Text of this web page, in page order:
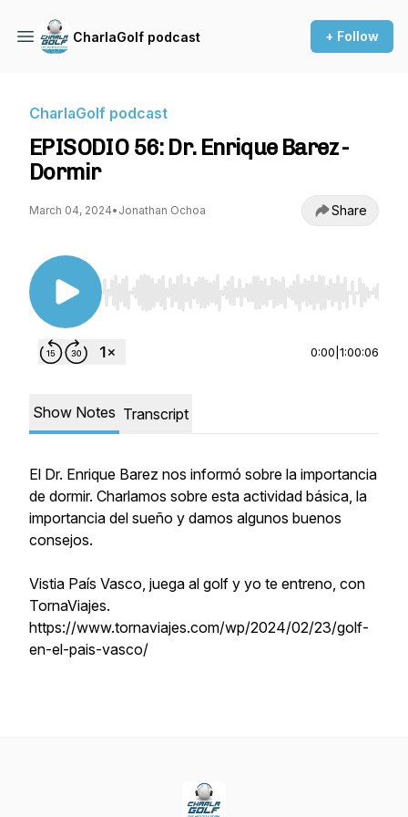
CharlaGolf podcast + Follow
CharlaGolf podcast
EPISODIO 56: Dr. Enrique Barez -
Dormir
March 04, 2024• Jonathan Ochoa Share
Use Left/Right to seek, Home/End to jump to
0:00 1:00:06
Show Notes Transcript
El Dr. Enrique Barez nos informó sobre la importancia
de dormir. Charlamos sobre esta actividad básica, la
importancia del sueño y damos algunos buenos
consejos.
Vistia País Vasco, juega al golf y yo te entreno, con
TornaViajes.
https://www.tornaviajes.com/wp/2024/02/23/golf-
en-el-pais-vasco/